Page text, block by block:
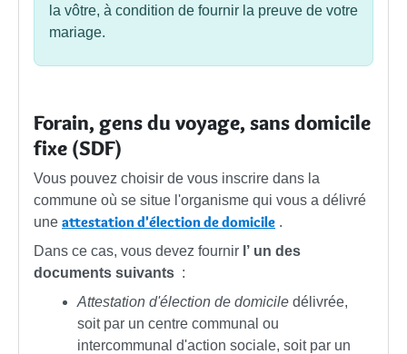
la vôtre, à condition de fournir la preuve de votre
mariage.
Forain, gens du voyage, sans domicile
fixe (SDF)
Vous pouvez choisir de vous inscrire dans la
commune où se situe l'organisme qui vous a délivré
une attestation d'élection de domicile .
Dans ce cas, vous devez fournir l’ un des
documents suivants :
Attestation d'élection de domicile délivrée,
soit par un centre communal ou
intercommunal d'action sociale, soit par un